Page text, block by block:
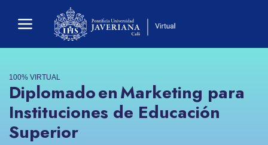
100% VIRTUAL
Diplomado en Marketing para
Instituciones de Educación
Superior